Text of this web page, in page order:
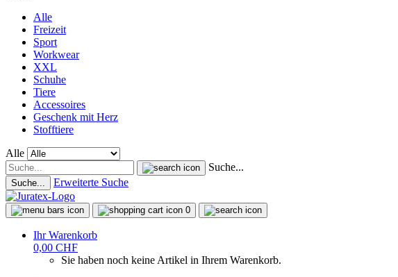
Alle
Freizeit
Sport
Workwear
XXL
Schuhe
Tiere
Accessoires
Geschenk mit Herz
Stofftiere
Alle
Suche...
Suche... Erweiterte Suche
0
Ihr Warenkorb
0,00 CHF
Sie haben noch keine Artikel in Ihrem Warenkorb.